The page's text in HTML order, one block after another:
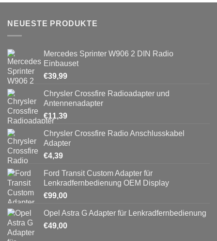
NEUESTE PRODUKTE
Mercedes Sprinter W906 2 DIN Radio
Einbauset
€39,99
Chrysler Crossfire Radioadapter und
Antennenadapter
€11,39
Chrysler Crossfire Radio Anschlusskabel
Adapter
€4,39
Ford Transit Custom Adapter für
Lenkradfernbedienung OEM Display
€99,00
Opel Astra G Adapter für Lenkradfernbedienung
€49,00